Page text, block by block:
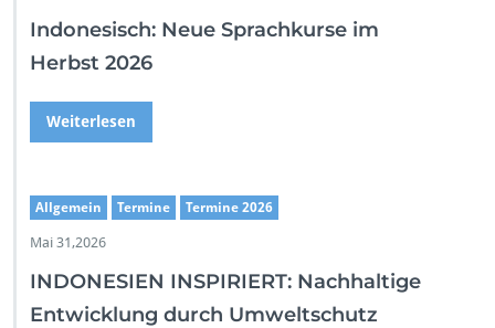
Indonesisch: Neue Sprachkurse im
Herbst 2026
Weiterlesen
Allgemein Termine Termine 2026
Mai 31,2026
INDONESIEN INSPIRIERT: Nachhaltige
Entwicklung durch Umweltschutz